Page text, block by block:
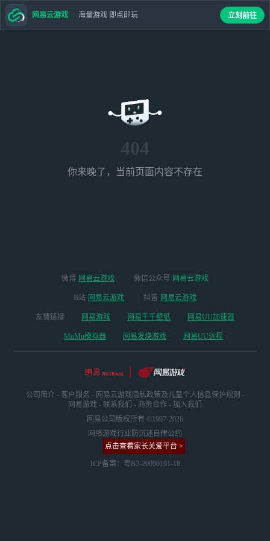
404
你来晚了，当前页面内容不存在
网易云游戏 海量游戏 即点即玩 立刻前往
微博 网易云游戏 微信公众号 网易云游戏
B站 网易云游戏 抖音 网易云游戏
友情链接 网易游戏 网易千千壁纸 网易UU加速器
MuMu模拟器 网易发烧游戏 网易UU远程
公司简介 - 客户服务 - 网易云游戏隐私政策及儿童个人信息保护规则 -
网易游戏 - 联系我们 - 商务合作 - 加入我们
网易公司版权所有 ©1997-2026
网络游戏行业防沉迷自律公约
点击查看家长关爱平台 >
ICP备案：粤B2-20090191-18